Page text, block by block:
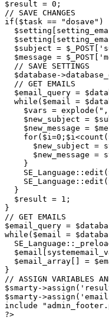
$result = 0;
// SAVE CHANGES
if($task == "dosave")
$subject =
$message =
  // SAVE SETTINGS
$database-
  // GET EMAILS
$email_query =
while($email =
$vars =
$new_subject =
$new_message =
$new_subject =
$new_message =
    }
  }
  $result = 1;
}
// GET EMAILS
$email_query =
while($email =
$email_array[] =
}
// ASSIGN VARIABLES
$smarty-
$smarty-
include
?>